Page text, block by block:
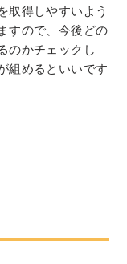
取得しやすいよう
すので、今後どの
のかチェックし
組めるといいです